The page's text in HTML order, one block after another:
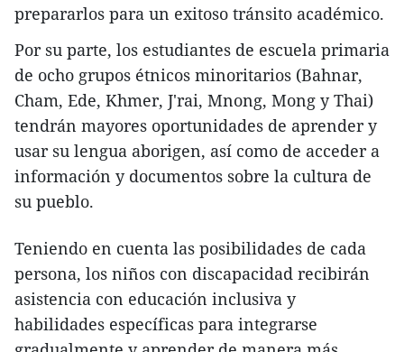
prepararlos para un exitoso tránsito académico.
Por su parte, los estudiantes de escuela primaria
de ocho grupos étnicos minoritarios (Bahnar,
Cham, Ede, Khmer, J'rai, Mnong, Mong y Thai)
tendrán mayores oportunidades de aprender y
usar su lengua aborigen, así como de acceder a
información y documentos sobre la cultura de
su pueblo.
Teniendo en cuenta las posibilidades de cada
persona, los niños con discapacidad recibirán
asistencia con educación inclusiva y
habilidades específicas para integrarse